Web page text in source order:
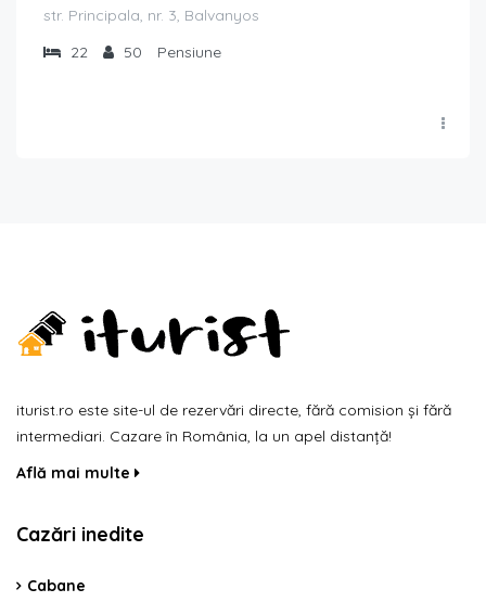
str. Principala, nr. 3, Balvanyos
22
50 Pensiune
iturist.ro este site-ul de rezervări directe, fără comision și fără
intermediari. Cazare în România, la un apel distanță!
Află mai multe
Cazări inedite
Cabane